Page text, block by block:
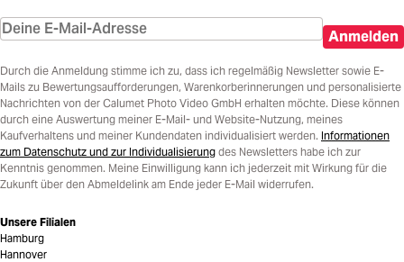
Anmelden
Durch die Anmeldung stimme ich zu, dass ich regelmäßig Newsletter sowie E-
Mails zu Bewertungsaufforderungen, Warenkorberinnerungen und personalisierte
Nachrichten von der Calumet Photo Video GmbH erhalten möchte. Diese können
durch eine Auswertung meiner E-Mail- und Website-Nutzung, meines
Kaufverhaltens und meiner Kundendaten individualisiert werden. Informationen
zum Datenschutz und zur Individualisierung des Newsletters habe ich zur
Kenntnis genommen. Meine Einwilligung kann ich jederzeit mit Wirkung für die
Zukunft über den Abmeldelink am Ende jeder E-Mail widerrufen.
Unsere Filialen
Hamburg
Hannover